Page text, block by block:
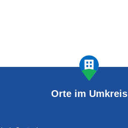
Orte im Umkreis